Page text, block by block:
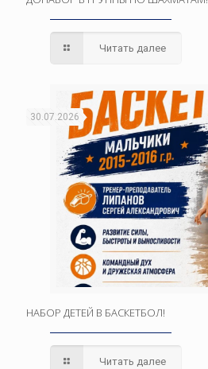
Читать далее
30.07.2026
НАБОР ДЕТЕЙ В БАСКЕТБОЛ!
Читать далее